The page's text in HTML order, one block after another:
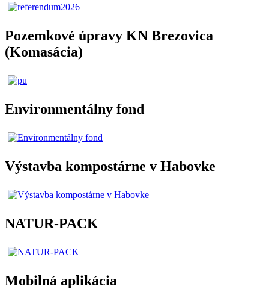
Pozemkové úpravy KN Brezovica
(Komasácia)
Environmentálny fond
Výstavba kompostárne v Habovke
NATUR-PACK
Mobilná aplikácia